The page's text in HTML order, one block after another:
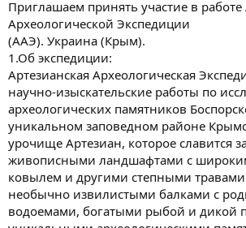
а
Приглашаем принять участие в работе
Археологической Экспедиции
(ААЭ). Украина (Крым).
1.Об экспедиции:
Артезианская Археологическая
научно-изыскательские работы по
археологических памятников
уникальном заповедном районе
урочище Артезиан, которое славится
живописными ландшафтами с
ковылем и другими степными травами
необычно извилистыми балками с
водоемами, богатыми рыбой и дикой